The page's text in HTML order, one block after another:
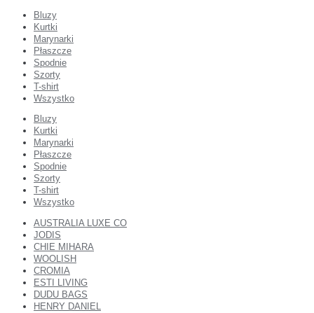
Bluzy
Kurtki
Marynarki
Płaszcze
Spodnie
Szorty
T-shirt
Wszystko
Bluzy
Kurtki
Marynarki
Płaszcze
Spodnie
Szorty
T-shirt
Wszystko
AUSTRALIA LUXE CO
JODIS
CHIE MIHARA
WOOLISH
CROMIA
ESTI LIVING
DUDU BAGS
HENRY DANIEL